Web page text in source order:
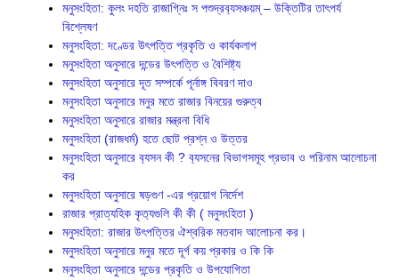
মনুসংহিতা: কুলং দহতি রাজাগ্নিঃ স পশুদ্রব‍্যসঞ্চয়ম্ – উক্তিটির তাৎপর্য
বিশ্লেষণ
মনুসংহিতা: দণ্ডের উৎপত্তি প্রকৃতি ও কার্যকলাপ
মনুসংহিতা অনুসারে দন্ডের উৎপত্তি ও বৈশিষ্ট্য
মনুসংহিতা অনুসারে দূত সম্পর্কে পূর্নাঙ্গ বিবরণ দাও
মনুসংহিতা অনুসারে মনুর মতে রাজার বিনয়ের গুরুত্ব
মনুসংহিতা অনুসারে রাজার মন্ত্রনা বিধি
মনুসংহিতা (রাজধর্ম) হতে ছোট প্রশ্ন ও উত্তর
মনুসংহিতা অনুসারে ব‍্যসন কী ? ব‍্যসনের বিভাগসমূহ প্রভাব ও পরিনাম আলোচনা
কর
মনুসংহিতা অনুসারে ষড়গুণ -এর প্রয়োগ নির্দেশ
রাজার প্রাত্যহিক কৃত‍্যগুলি কী কী ( মনুসংহিতা )
মনুসংহিতা: রাজার উৎপত্তির ঐশ্বরিক মতবাদ আলোচনা কর।
মনুসংহিতা অনুসারে মনুর মতে দূর্গ কয় প্রকার ও কি কি
মনুসংহিতা অনুসারে দন্ডের প্রকৃতি ও উপযোগিতা